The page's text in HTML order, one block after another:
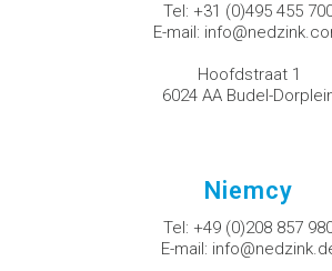
Tel: +31 (0)495 455
E-mail:
Hoofdstraat 1
6024 AA Budel-
Niemcy
Tel: +49 (0)208 857
E-mail: